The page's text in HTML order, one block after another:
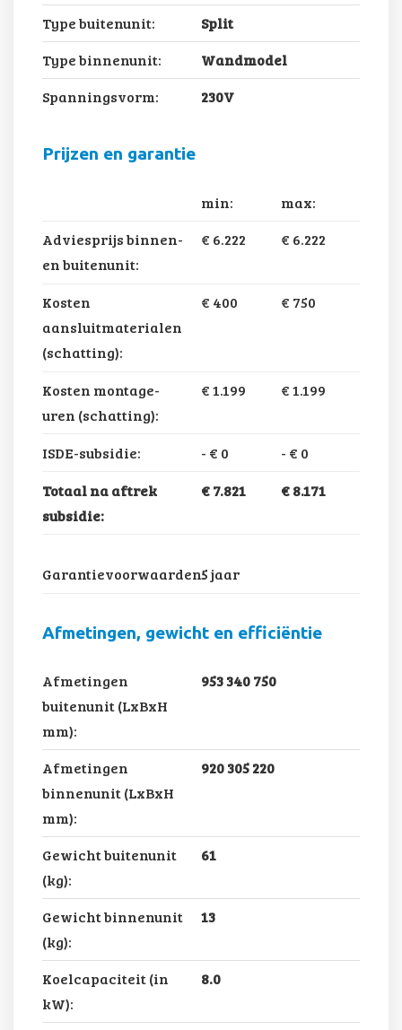
Type buitenunit:
Split
Type binnenunit:
Wandmodel
Spanningsvorm:
230V
Prijzen en garantie
min:
max:
Adviesprijs binnen-
en buitenunit:
€ 6.222 € 6.222
Kosten
aansluitmaterialen
(schatting):
€ 400 € 750
Kosten montage-
uren (schatting):
€ 1.199 € 1.199
ISDE-subsidie: - € 0 - € 0
Totaal na aftrek
subsidie:
€ 7.821 € 8.171
Garantievoorwaarden:5 jaar
Afmetingen, gewicht en efficiëntie
Afmetingen
buitenunit (LxBxH
mm):
953 340 750
Afmetingen
binnenunit (LxBxH
mm):
920 305 220
Gewicht buitenunit
(kg):
61
Gewicht binnenunit
(kg):
13
Koelcapaciteit (in
kW):
8.0